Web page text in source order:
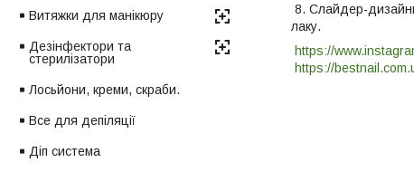
8. Слайдер-
лаку.
https://
https://
Витяжки для манікюру
Дезінфектори та
стерилізатори
Лосьйони, креми, скраби.
Все для депіляції
Діп система